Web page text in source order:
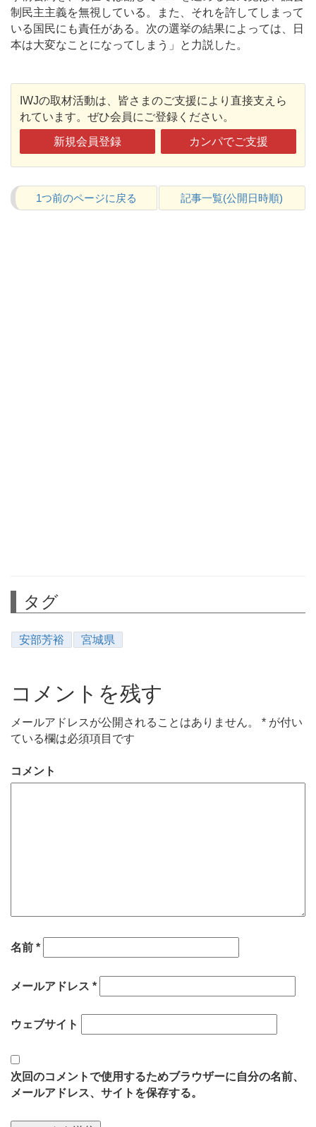
制民主主義を無視している。また、それを許してしまって
いる国民にも責任がある。次の選挙の結果によっては、日
本は大変なことになってしまう」と力説した。
IWJの取材活動は、皆さまのご支援により直接支えら
れています。ぜひ会員にご登録ください。
新規会員登録 カンパでご支援
1つ前のページに戻る 記事一覧(公開日時順)
タグ
安部芳裕 宮城県
コメントを残す
メールアドレスが公開されることはありません。 * が付い
ている欄は必須項目です
コメント
名前 *
メールアドレス *
ウェブサイト
次回のコメントで使用するためブラウザーに自分の名前、
メールアドレス、サイトを保存する。